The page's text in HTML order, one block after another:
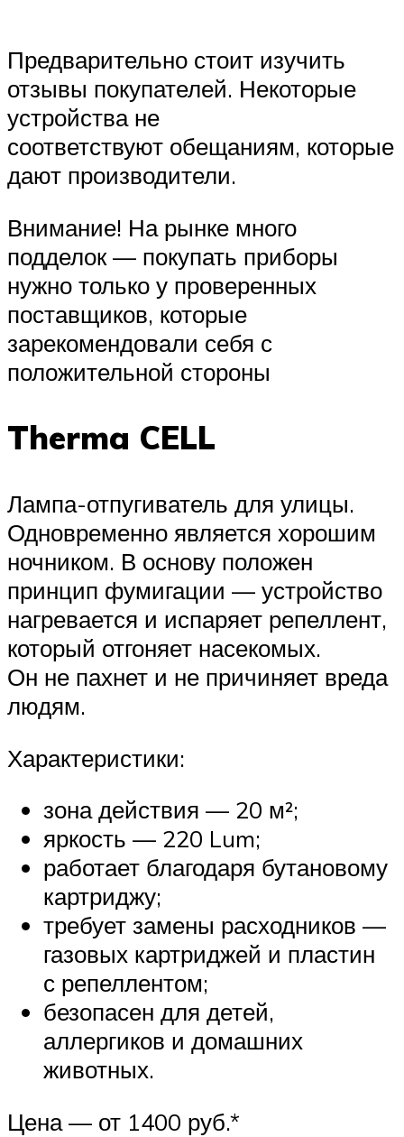
Предварительно стоит изучить
отзывы покупателей. Некоторые
устройства не
соответствуют обещаниям, которые
дают производители.
Внимание! На рынке много
подделок — покупать приборы
нужно только у проверенных
поставщиков, которые
зарекомендовали себя с
положительной стороны
Therma CELL
Лампа-отпугиватель для улицы.
Одновременно является хорошим
ночником. В основу положен
принцип фумигации — устройство
нагревается и испаряет репеллент,
который отгоняет насекомых.
Он не пахнет и не причиняет вреда
людям.
Характеристики:
зона действия — 20 м²;
яркость — 220 Lum;
работает благодаря бутановому
картриджу;
требует замены расходников —
газовых картриджей и пластин
с репеллентом;
безопасен для детей,
аллергиков и домашних
животных.
Цена — от 1400 руб.*